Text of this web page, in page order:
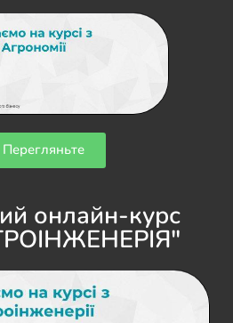
Перегляньте
онлайн-курс